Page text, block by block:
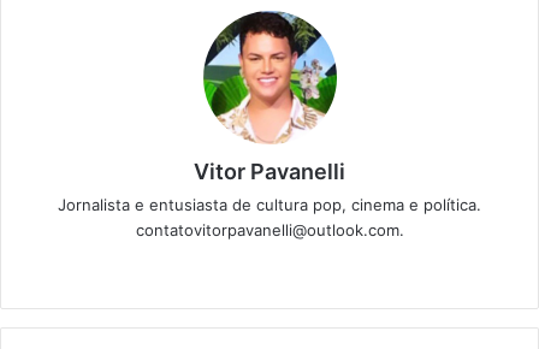
Vitor Pavanelli
Jornalista e entusiasta de cultura pop, cinema e política.
contatovitorpavanelli@outlook.com.